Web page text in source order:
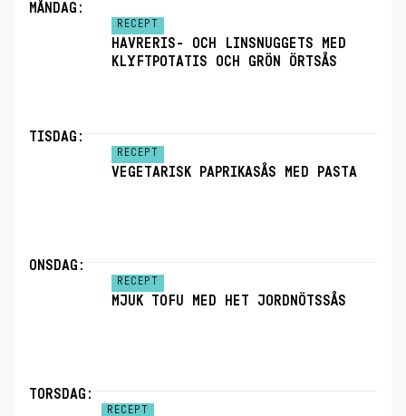
MÅNDAG:
RECEPT
HAVRERIS- OCH LINSNUGGETS MED
KLYFTPOTATIS OCH GRÖN ÖRTSÅS
TISDAG:
RECEPT
VEGETARISK PAPRIKASÅS MED PASTA
ONSDAG:
RECEPT
MJUK TOFU MED HET JORDNÖTSSÅS
TORSDAG:
RECEPT